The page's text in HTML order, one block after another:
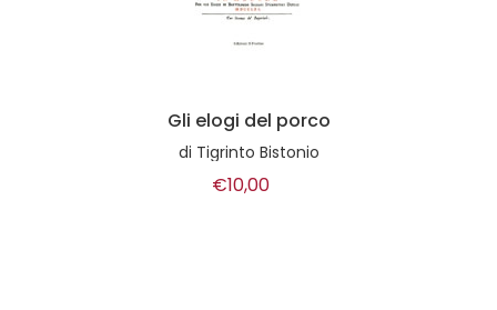
Gli elogi del porco
di Tigrinto Bistonio
€10,00